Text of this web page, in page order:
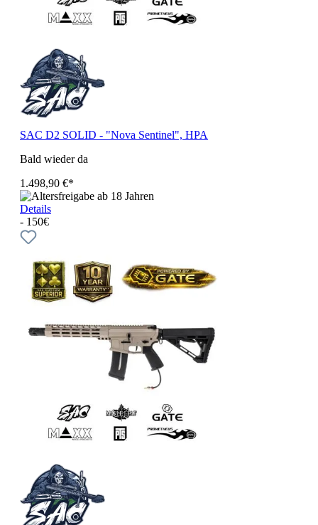
SAC D2 SOLID - "Nova Sentinel", HPA
Bald wieder da
1.498,90 €*
Details
- 150€